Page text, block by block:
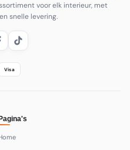
voor elk interieur, met
snelle levering.
Visa
Pagina's